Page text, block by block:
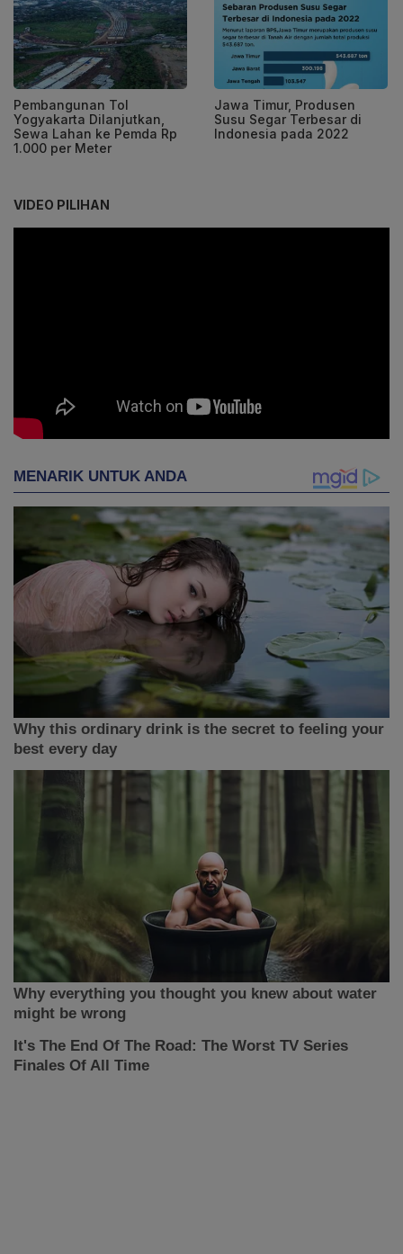
Pembangunan Tol
Yogyakarta Dilanjutkan,
Sewa Lahan ke Pemda Rp
1.000 per Meter
Jawa Timur, Produsen
Susu Segar Terbesar di
Indonesia pada 2022
VIDEO PILIHAN